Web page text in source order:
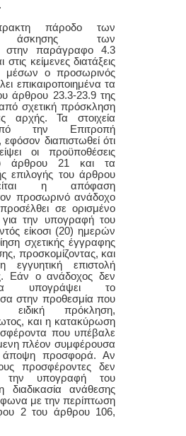
.
πάροδο των
άσκησης των
στην παράγραφο 4.3
κείμενες διατάξεις
μέσων ο προσωρινός
επικαιροποιημένα τα
άρθρου 23.3-23.9 της
σχετική πρόσκληση
αρχής. Τα στοιχεία
την Επιτροπή
διαπιστωθεί ότι
οι προϋποθέσεις
άρθρου 21 και τα
επιλογής του άρθρου
η απόφαση
προσωρινό ανάδοχο
σε ορισμένο
την υπογραφή του
είκοσι (20) ημερών
σχετικής έγγραφης
προσκομίζοντας, και
εγγυητική επιστολή
Εάν ο ανάδοχος δεν
υπογράψει το
στην προθεσμία που
ειδική πρόκληση,
και η κατακύρωση
που υπέβαλε
πλέον συμφέρουσα
άποψη προσφορά. Αν
προσφέροντες δεν
την υπογραφή του
διαδικασία ανάθεσης
με την περίπτωση
2 του άρθρου 106,